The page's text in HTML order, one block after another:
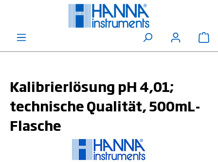
Kalibrierlösung pH 4,01;
technische Qualität, 500mL-
Flasche